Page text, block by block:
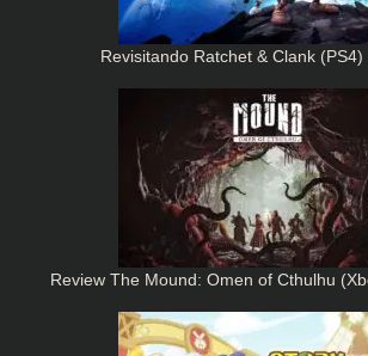
Revisitando Ratchet & Clank (PS4)
Review The Mound: Omen of Cthulhu